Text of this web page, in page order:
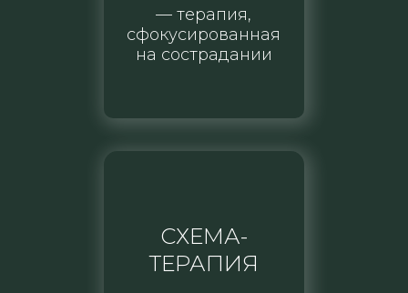
— терапия,
сфокусированная
на сострадании
СХЕМА-
ТЕРАПИЯ